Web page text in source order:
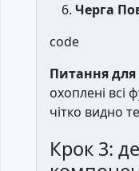
Черга
code
Питання для
охоплені всі
чітко видно
Крок 3: